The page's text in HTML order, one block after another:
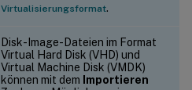
Virtualisierungsformat.
Disk-Image-Dateien im Format
Virtual Hard Disk (VHD) und
Virtual Machine Disk (VMDK)
können mit dem Importieren